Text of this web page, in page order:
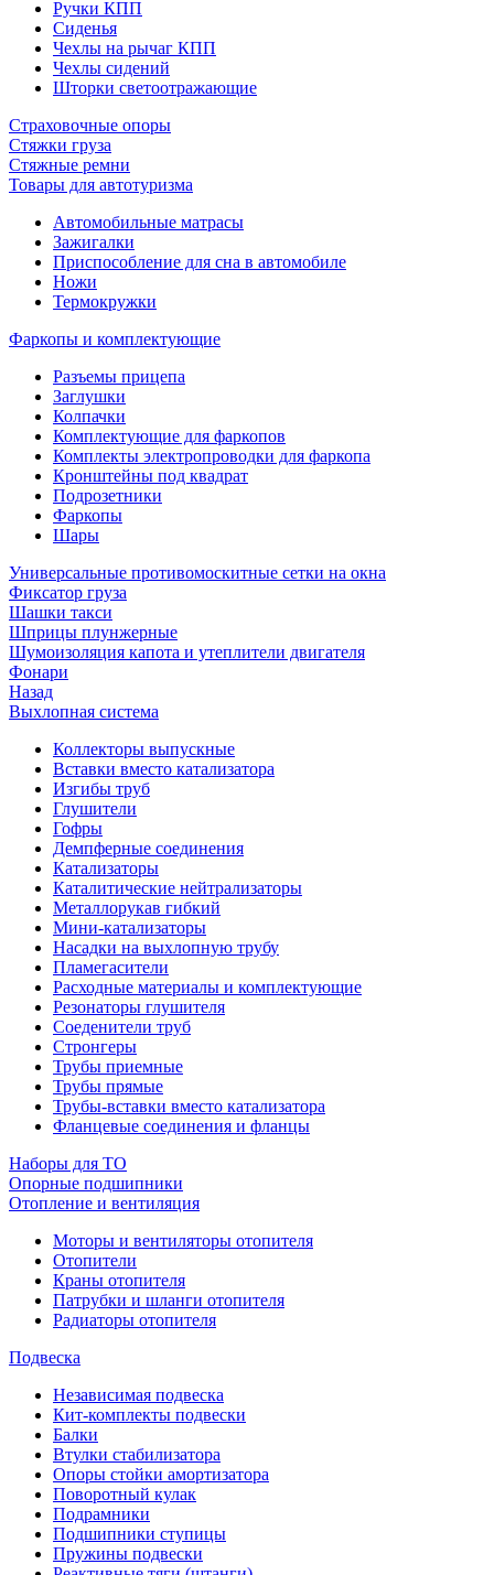
Ручки КПП
Сиденья
Чехлы на рычаг КПП
Чехлы сидений
Шторки светоотражающие
Страховочные опоры
Стяжки груза
Стяжные ремни
Товары для автотуризма
Автомобильные матрасы
Зажигалки
Приспособление для сна в автомобиле
Ножи
Термокружки
Фаркопы и комплектующие
Разъемы прицепа
Заглушки
Колпачки
Комплектующие для фаркопов
Комплекты электропроводки для фаркопа
Кронштейны под квадрат
Подрозетники
Фаркопы
Шары
Универсальные противомоскитные сетки на окна
Фиксатор груза
Шашки такси
Шприцы плунжерные
Шумоизоляция капота и утеплители двигателя
Фонари
Назад
Выхлопная система
Коллекторы выпускные
Вставки вместо катализатора
Изгибы труб
Глушители
Гофры
Демпферные соединения
Катализаторы
Каталитические нейтрализаторы
Металлорукав гибкий
Мини-катализаторы
Насадки на выхлопную трубу
Пламегасители
Расходные материалы и комплектующие
Резонаторы глушителя
Соеденители труб
Стронгеры
Трубы приемные
Трубы прямые
Трубы-вставки вместо катализатора
Фланцевые соединения и фланцы
Наборы для ТО
Опорные подшипники
Отопление и вентиляция
Моторы и вентиляторы отопителя
Отопители
Краны отопителя
Патрубки и шланги отопителя
Радиаторы отопителя
Подвеска
Независимая подвеска
Кит-комплекты подвески
Балки
Втулки стабилизатора
Опоры стойки амортизатора
Поворотный кулак
Подрамники
Подшипники ступицы
Пружины подвески